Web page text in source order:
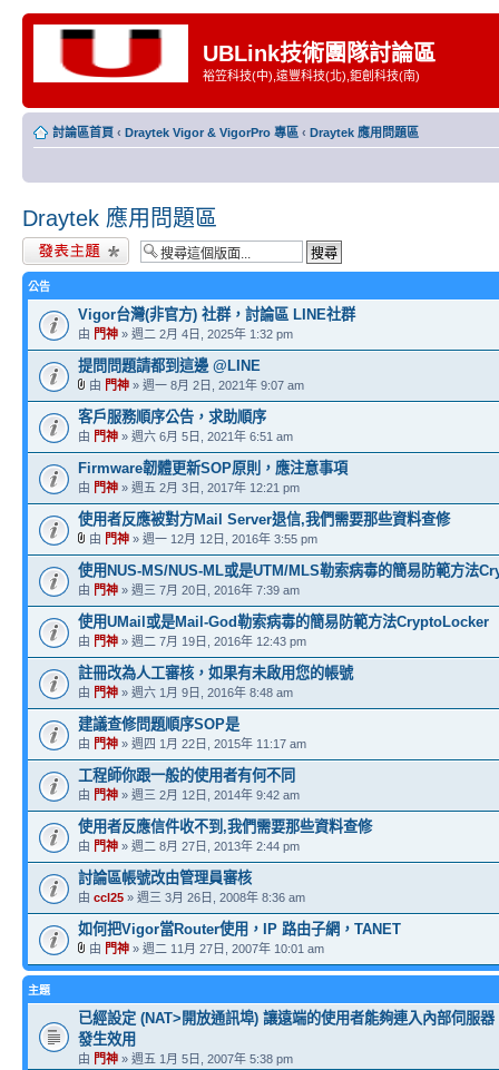
UBLink技術團隊討論區
裕笠科技(中),遠豐科技(北),鉅創科技(南)
討論區首頁 ‹ Draytek Vigor & VigorPro 專區 ‹ Draytek 應用問題區
Draytek 應用問題區
發表新主題
公告
Vigor台灣(非官方) 社群，討論區 LINE社群
由 門神 » 週二 2月 4日, 2025年 1:32 pm
提問問題請都到這邊 @LINE
由 門神 » 週一 8月 2日, 2021年 9:07 am
客戶服務順序公告，求助順序
由 門神 » 週六 6月 5日, 2021年 6:51 am
Firmware韌體更新SOP原則，應注意事項
由 門神 » 週五 2月 3日, 2017年 12:21 pm
使用者反應被對方Mail Server退信,我們需要那些資料查修
由 門神 » 週一 12月 12日, 2016年 3:55 pm
使用NUS-MS/NUS-ML或是UTM/MLS勒索病毒的簡易防範方法
由 門神 » 週三 7月 20日, 2016年 7:39 am
使用UMail或是Mail-God勒索病毒的簡易防範方法CryptoLocker
由 門神 » 週二 7月 19日, 2016年 12:43 pm
註冊改為人工審核，如果有未啟用您的帳號
由 門神 » 週六 1月 9日, 2016年 8:48 am
建議查修問題順序SOP是
由 門神 » 週四 1月 22日, 2015年 11:17 am
工程師你跟一般的使用者有何不同
由 門神 » 週三 2月 12日, 2014年 9:42 am
使用者反應信件收不到,我們需要那些資料查修
由 門神 » 週二 8月 27日, 2013年 2:44 pm
討論區帳號改由管理員審核
由 ccl25 » 週三 3月 26日, 2008年 8:36 am
如何把Vigor當Router使用，IP 路由子網，TANET
由 門神 » 週二 11月 27日, 2007年 10:01 am
主題
已經設定 (NAT>開放通訊埠) 讓遠端的使用者能夠連入內部伺服
發生效用
由 門神 » 週五 1月 5日, 2007年 5:38 pm